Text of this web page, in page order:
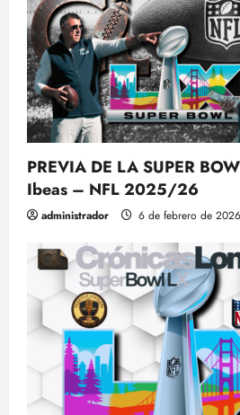
PREVIA DE LA SUPER
Ibeas – NFL 2025/26
administrador 6 de febrero de 2026